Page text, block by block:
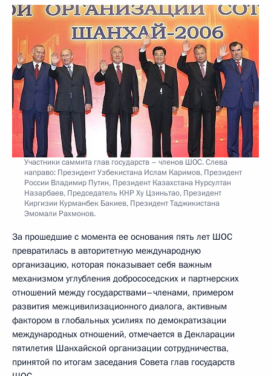
Участники саммита глав государств – членов ШОС. Слева
направо: Президент Узбекистана Ислам Каримов, Президент
России Владимир Путин, Президент Казахстана Нурсултан
Назарбаев, Председатель КНР Ху Цзиньтао, Президент
Киргизии Курманбек Бакиев, Президент Таджикистана
Эмомали Рахмонов.
За прошедшие с момента ее основания пять лет ШОС
превратилась в авторитетную международную
организацию, которая показывает себя важным
механизмом углубления добрососедских и партнерских
отношений между государствами–членами, примером
развития межцивилизационного диалога, активным
фактором в глобальных усилиях по демократизации
международных отношений, отмечается в Декларации
пятилетия Шанхайской организации сотрудничества,
принятой по итогам заседания Совета глав государств